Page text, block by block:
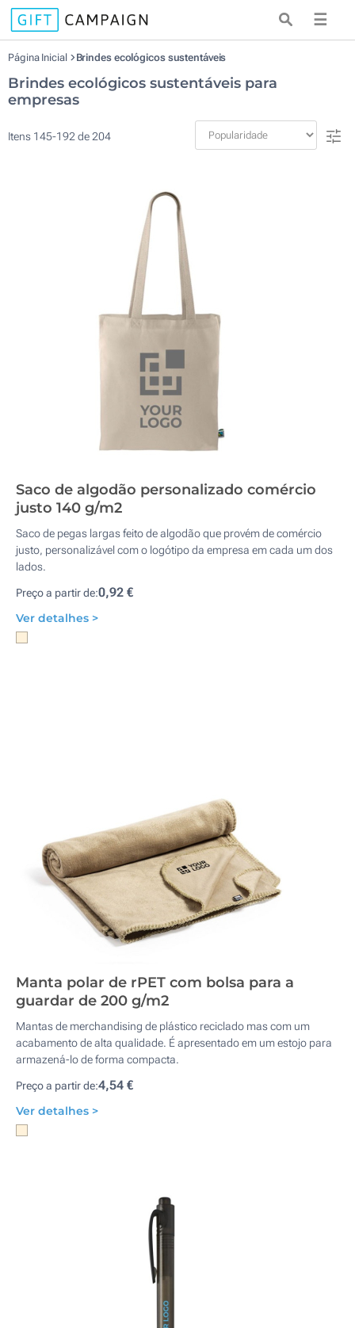
☰
Página Inicial Brindes ecológicos sustentáveis
Brindes ecológicos sustentáveis para
empresas
Itens 145-192 de204
Saco de algodão personalizado comércio
justo 140 g/m2
Saco de pegas largas feito de algodão que provém de comércio
justo, personalizável com o logótipo da empresa em cada um dos
lados.
Preço a partir de:0,92 €
Ver detalhes >
Manta polar de rPET com bolsa para a
guardar de 200 g/m2
Mantas de merchandising de plástico reciclado mas com um
acabamento de alta qualidade. É apresentado em um estojo para
armazená-lo de forma compacta.
Preço a partir de:4,54 €
Ver detalhes >